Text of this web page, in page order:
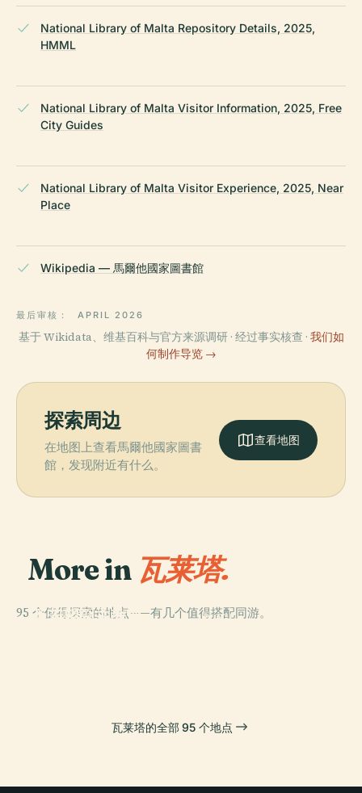
National Library of Malta Repository Details, 2025,
HMML
National Library of Malta Visitor Information, 2025, Free
City Guides
National Library of Malta Visitor Experience, 2025, Near
Place
Wikipedia — 馬爾他國家圖書館
最后审核： APRIL 2026
基于 Wikidata、维基百科与官方来源调研 · 经过事实核查 · 我们如
何制作导览 →
探索周边
在地图上查看馬爾他國家圖書
館，发现附近有什么。
查看地图
More in 瓦莱塔.
95 个值得探索的地点——有几个值得搭配同游。
圣若望副主教座
PLACE
PLACE
瓦莱塔的全部 95 个地点